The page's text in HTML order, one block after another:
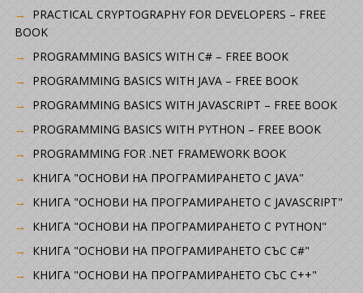
PRACTICAL CRYPTOGRAPHY FOR DEVELOPERS – FREE
BOOK
PROGRAMMING BASICS WITH C# – FREE BOOK
PROGRAMMING BASICS WITH JAVA – FREE BOOK
PROGRAMMING BASICS WITH JAVASCRIPT – FREE BOOK
PROGRAMMING BASICS WITH PYTHON – FREE BOOK
PROGRAMMING FOR .NET FRAMEWORK BOOK
КНИГА "ОСНОВИ НА ПРОГРАМИРАНЕТО С JAVA"
КНИГА "ОСНОВИ НА ПРОГРАМИРАНЕТО С JAVASCRIPT"
КНИГА "ОСНОВИ НА ПРОГРАМИРАНЕТО С PYTHON"
КНИГА "ОСНОВИ НА ПРОГРАМИРАНЕТО СЪС C#"
КНИГА "ОСНОВИ НА ПРОГРАМИРАНЕТО СЪС C++"